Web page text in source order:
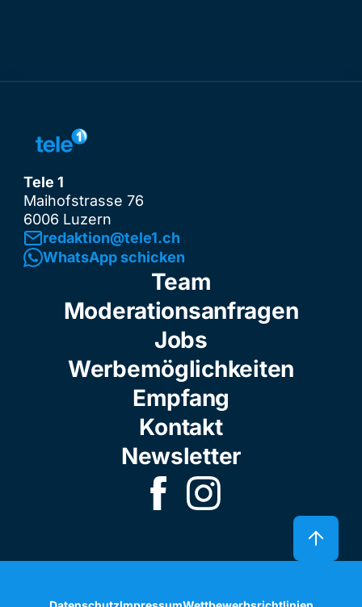
Tele 1
Maihofstrasse 76
6006 Luzern
redaktion@tele1.ch
WhatsApp schicken
Team
Moderationsanfragen
Jobs
Werbemöglichkeiten
Empfang
Kontakt
Newsletter